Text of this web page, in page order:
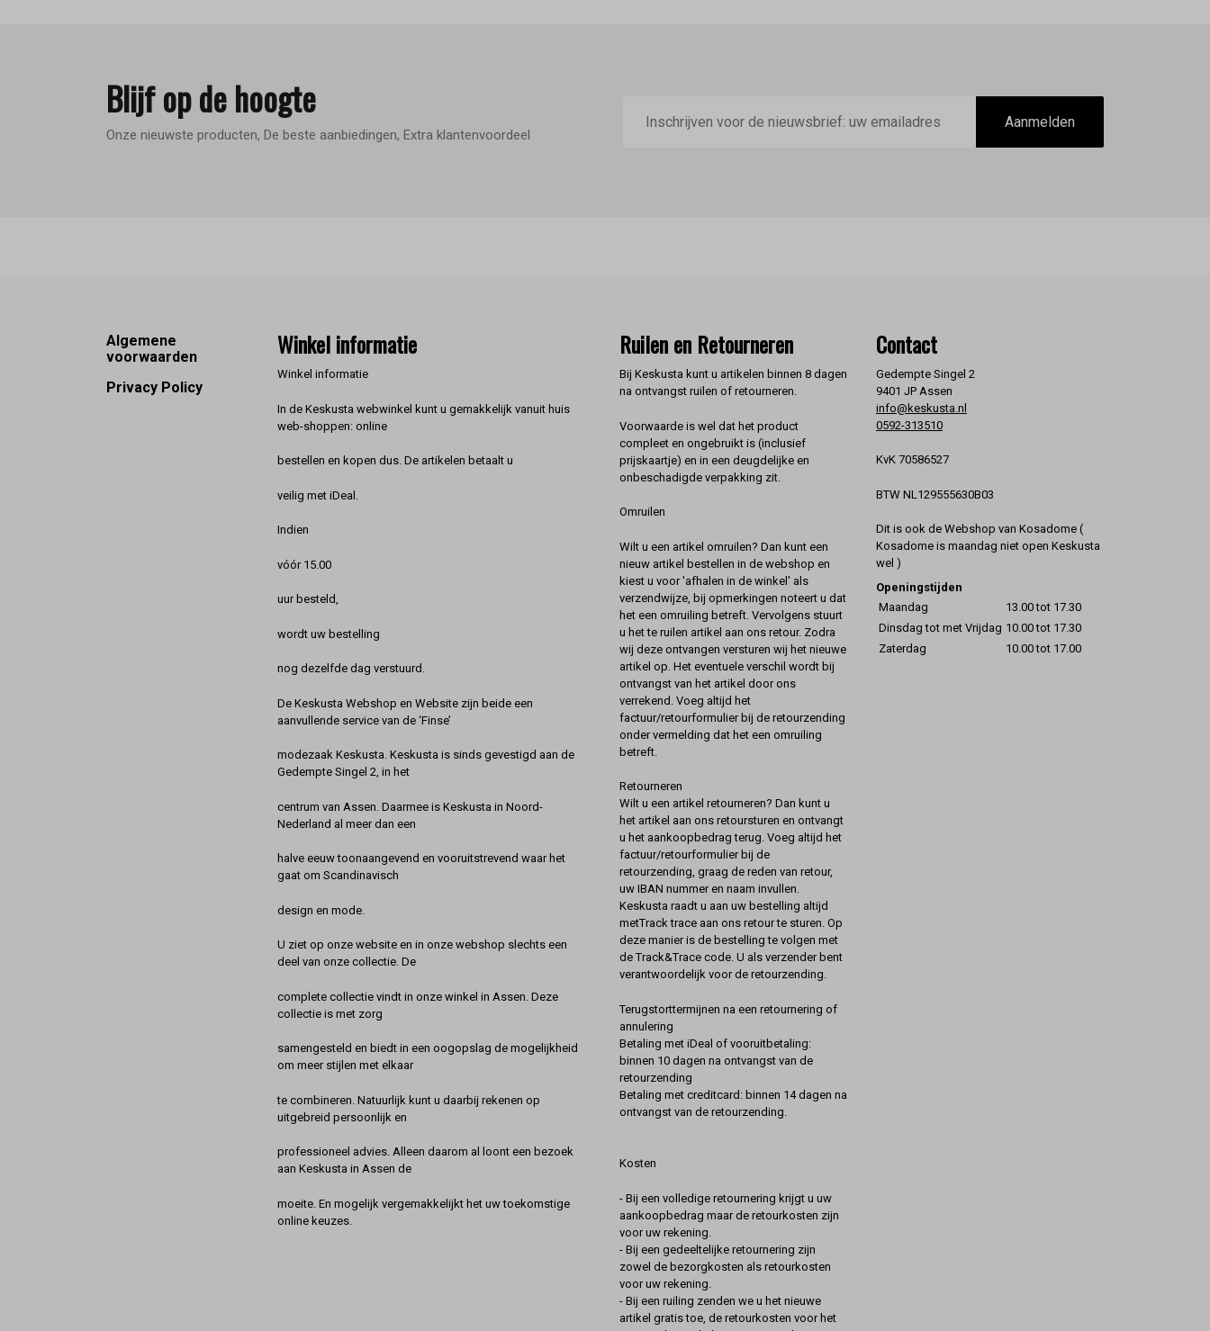
Blijf op de hoogte
Onze nieuwste producten, De beste aanbiedingen, Extra klantenvoordeel
mailadres
Aanmelden
Footer
Algemene
voorwaarden
Privacy Policy
Winkel informatie
Winkel informatie
In de Keskusta webwinkel kunt u gemakkelijk vanuit huis
web-shoppen: online
bestellen en kopen dus. De artikelen betaalt u
veilig met iDeal.
Indien
vóór 15.00
uur besteld,
wordt uw bestelling
nog dezelfde dag verstuurd.
De Keskusta Webshop en Website zijn beide een
aanvullende service van de ‘Finse’
modezaak Keskusta. Keskusta is sinds gevestigd aan de
Gedempte Singel 2, in het
centrum van Assen. Daarmee is Keskusta in Noord-
Nederland al meer dan een
halve eeuw toonaangevend en vooruitstrevend waar het
gaat om Scandinavisch
design en mode.
U ziet op onze website en in onze webshop slechts een
deel van onze collectie. De
complete collectie vindt in onze winkel in Assen. Deze
collectie is met zorg
samengesteld en biedt in een oogopslag de mogelijkheid
om meer stijlen met elkaar
te combineren. Natuurlijk kunt u daarbij rekenen op
uitgebreid persoonlijk en
professioneel advies. Alleen daarom al loont een bezoek
aan Keskusta in Assen de
moeite. En mogelijk vergemakkelijkt het uw toekomstige
online keuzes.
Ruilen en Retourneren
Bij Keskusta kunt u artikelen binnen 8 dagen
na ontvangst ruilen of retourneren.
Voorwaarde is wel dat het product
compleet en ongebruikt is (inclusief
prijskaartje) en in een deugdelijke en
onbeschadigde verpakking zit.
Omruilen
Wilt u een artikel omruilen? Dan kunt een
nieuw artikel bestellen in de webshop en
kiest u voor 'afhalen in de winkel' als
verzendwijze, bij opmerkingen noteert u dat
het een omruiling betreft. Vervolgens stuurt
u het te ruilen artikel aan ons retour. Zodra
wij deze ontvangen versturen wij het nieuwe
artikel op. Het eventuele verschil wordt bij
ontvangst van het artikel door ons
verrekend. Voeg altijd het
factuur/retourformulier bij de retourzending
onder vermelding dat het een omruiling
betreft.
Retourneren
Wilt u een artikel retourneren? Dan kunt u
het artikel aan ons retoursturen en ontvangt
u het aankoopbedrag terug. Voeg altijd het
factuur/retourformulier bij de
retourzending, graag de reden van retour,
uw IBAN nummer en naam invullen.
Keskusta raadt u aan uw bestelling altijd
metTrack trace aan ons retour te sturen. Op
deze manier is de bestelling te volgen met
de Track&Trace code. U als verzender bent
verantwoordelijk voor de retourzending.
Terugstorttermijnen na een retournering of
annulering
Betaling met iDeal of vooruitbetaling:
binnen 10 dagen na ontvangst van de
retourzending
Betaling met creditcard: binnen 14 dagen na
ontvangst van de retourzending.
Kosten
- Bij een volledige retournering krijgt u uw
aankoopbedrag maar de retourkosten zijn
voor uw rekening.
- Bij een gedeeltelijke retournering zijn
zowel de bezorgkosten als retourkosten
voor uw rekening.
- Bij een ruiling zenden we u het nieuwe
artikel gratis toe, de retourkosten voor het
Contact
Gedempte Singel 2
9401 JP Assen
info@keskusta.nl
0592-313510
KvK 70586527
BTW NL129555630B03
Dit is ook de Webshop van Kosadome (
Kosadome is maandag niet open Keskusta
wel )
Openingstijden
Maandag
13.00 tot 17.30
Dinsdag tot met Vrijdag 10.00 tot 17.30
Zaterdag
10.00 tot 17.00